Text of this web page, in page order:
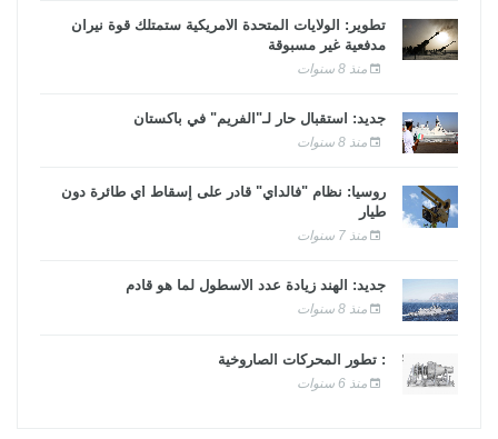
تطوير: الولايات المتحدة الأمريكية ستمتلك قوة نيران
مدفعية غير مسبوقة
منذ 8 سنوات
جديد: استقبال حار لـ"الفريم" في باكستان
منذ 8 سنوات
روسيا: نظام "فالداي" قادر على إسقاط أي طائرة دون
طيار
منذ 7 سنوات
جديد: الهند زيادة عدد الأسطول لما هو قادم
منذ 8 سنوات
: تطور المحركات الصاروخية
منذ 6 سنوات